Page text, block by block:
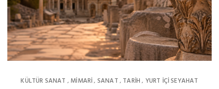
KÜLTÜR SANAT , MIMARI, SANAT , TARİH , YURT İÇİ SEYAHAT